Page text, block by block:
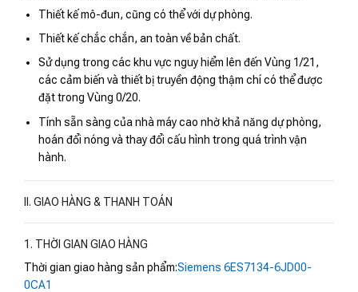
Thiết kế mô-đun, cũng có thể với dự phòng.
Thiết kế chắc chắn, an toàn về bản chất.
Sử dụng trong các khu vực nguy hiểm lên đến Vùng 1/21,
các cảm biến và thiết bị truyền động thậm chí có thể được
đặt trong Vùng 0/20.
Tính sẵn sàng của nhà máy cao nhờ khả năng dự phòng,
hoán đổi nóng và thay đổi cấu hình trong quá trình vận
hành.
II. GIAO HÀNG & THANH TOÁN
1. THỜI GIAN GIAO HÀNG
Thời gian giao hàng sản phẩm:Siemens 6ES7134-6JD00-
0CA1